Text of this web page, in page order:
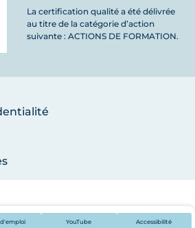
La certification qualité a été délivrée
au titre de la catégorie d’action
suivante : ACTIONS DE FORMATION.
d'emploi YouTube Accessibilité